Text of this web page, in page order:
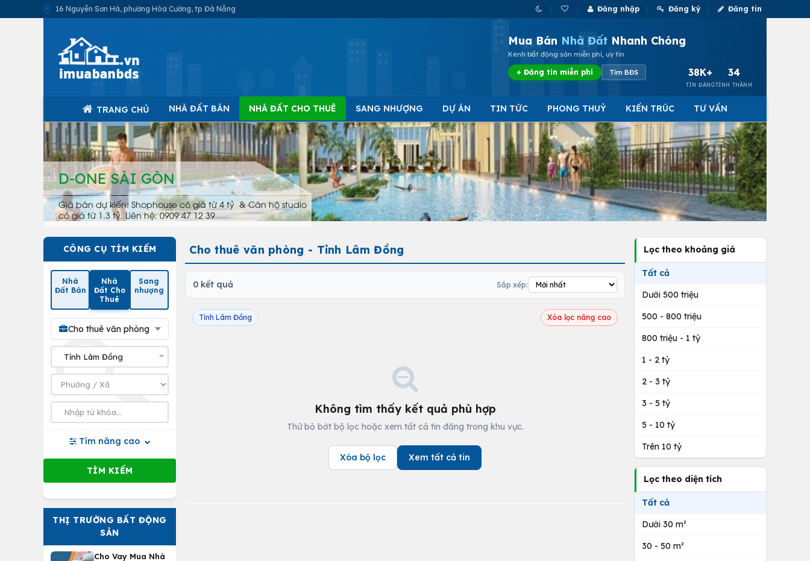
16 Nguyễn Sơn Hà, phường Hòa Cường, tp Đà Nẵng Đăng nhập Đăng ký Đăng tin
Mua Bán Nhà Đất Nhanh Chóng
Kênh bất động sản miễn phí, uy tín
+ Đăng tin miễn phí Tìm BĐS 38K+
TIN ĐĂNG
34
TỈNH THÀNH
TRANG CHỦ NHÀ ĐẤT BÁN NHÀ ĐẤT CHO THUÊ SANG NHƯỢNG DỰ ÁN TIN TỨC PHONG THUỶ KIẾN TRÚC TƯ VẤN
D-ONE SÀI GÒN
Giá bán dự kiến: Shophouse có giá từ 4 tỷ & Căn hộ studio
có giá từ 1.3 tỷ. Liên hệ: 0909 47 12 39
CÔNG CỤ TÌM KIẾM
Nhà
Đất Bán
Nhà
Đất Cho
Thuê
Sang
nhượng
Cho thuê văn phòng
Tìm nâng cao
THỊ TRƯỜNG BẤT ĐỘNG
SẢN
Cho Vay Mua Nhà
Cho thuê văn phòng - Tỉnh Lâm Đồng
0 kết quả Sắp xếp:
Tỉnh Lâm Đồng Xóa lọc nâng cao
Không tìm thấy kết quả phù hợp
Thử bỏ bớt bộ lọc hoặc xem tất cả tin đăng trong khu vực.
Xóa bộ lọc Xem tất cả tin
Lọc theo khoảng giá
Tất cả
Dưới 500 triệu
500 - 800 triệu
800 triệu - 1 tỷ
1 - 2 tỷ
2 - 3 tỷ
3 - 5 tỷ
5 - 10 tỷ
Trên 10 tỷ
Lọc theo diện tích
Tất cả
Dưới 30 m²
30 - 50 m²